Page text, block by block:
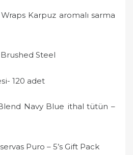
Karpuz aromalı sarma
Steel
120 adet
Navy Blue ithal tütün –
Puro – 5’s Gift Pack